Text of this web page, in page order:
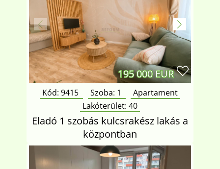
195 000 EUR
Kód: 9415 Szoba: 1
Apartament
Lakóterület: 40
Eladó 1 szobás kulcsrakész lakás a
központban